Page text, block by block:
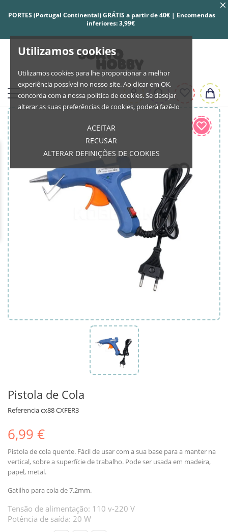
Utilizamos cookies
Utilizamos cookies para lhe proporcionar a melhor
experiência possível no nosso site. Ao clicar em OK,
concorda com a nossa política de cookies. Se desejar
alterar as suas preferências de cookies, poderá fazê-lo
ACEITAR
RECUSAR
ALTERAR DEFINIÇÕES DE COOKIES
PORTES (Portugal Continental) GRÁTIS a partir de 40€ | Encomendas
inferiores: 3,99€
Pistola de Cola
Referenciacx88 CXFER3
6,99 €
Pistola de cola quente. Fácil de usar com a sua base para a manter na
vertical, sobre a superfície de trabalho. Pode ser usada em madeira,
papel, metal.
Gatilho para cola de 7.2mm.
Tensão de alimentação: 110 v-220 V
Potência de saída: 20 W